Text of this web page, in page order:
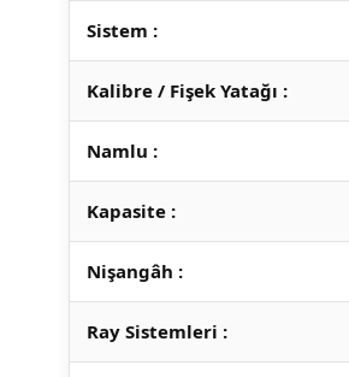
Sistem :
Kalibre / Fişek Yatağı :
Namlu :
Kapasite :
Nişangâh :
Ray Sistemleri :